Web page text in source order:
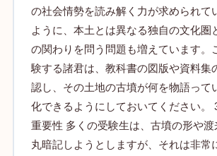
の社会情勢を読み解く力が求められて
ように、本土とは異なる独自の文化圏
の関わりを問う問題も増えています。
験する諸君は、教科書の図版や資料集
認し、その土地の古墳が何を物語って
化できるようにしておいてください。
重要性 多くの受験生は、古墳の形や渡
丸暗記しようとしますが、それは非常